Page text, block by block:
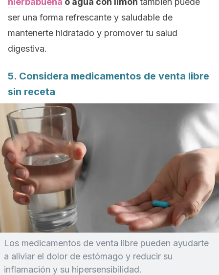
ser una forma refrescante y saludable de
mantenerte hidratado y promover tu salud
digestiva.
5. Considera medicamentos de venta libre
sin receta
Los medicamentos de venta libre pueden ayudarte
a aliviar el dolor de estómago y reducir su
inflamación y su hipersensibilidad.